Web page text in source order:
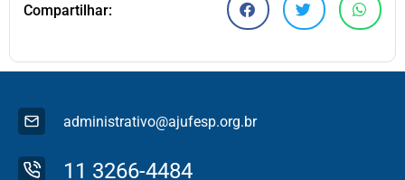
Compartilhar:
administrativo@ajufesp.org.br
11 3266-4484